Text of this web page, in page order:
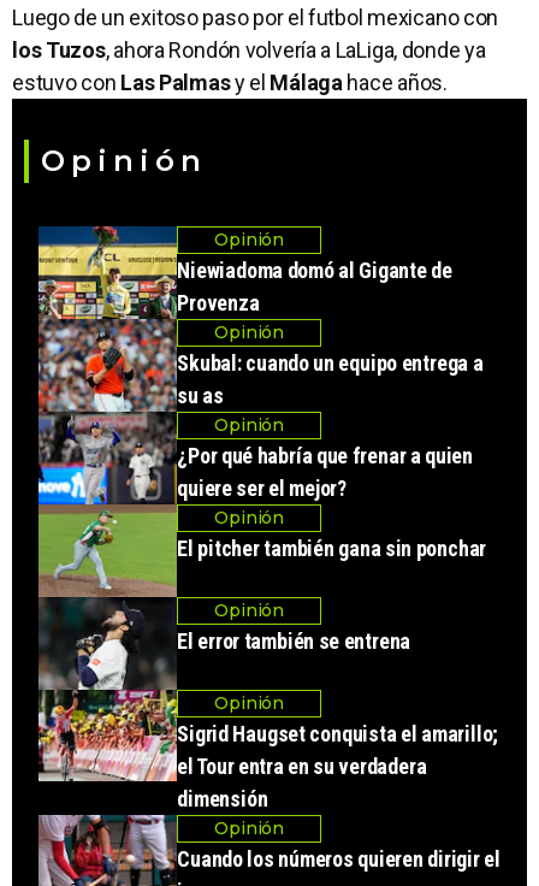
Luego de un exitoso paso por el futbol mexicano con
los Tuzos, ahora Rondón volvería a LaLiga, donde ya
estuvo con Las Palmasy el Málaga hace años.
Opinión
Opinión
Niewiadoma domó al Gigante de
Provenza
Opinión
Skubal: cuando un equipo entrega a
su as
Opinión
¿Por qué habría que frenar a quien
quiere ser el mejor?
Opinión
El pitcher también gana sin ponchar
Opinión
El error también se entrena
Opinión
Sigrid Haugset conquista el amarillo;
el Tour entra en su verdadera
dimensión
Opinión
Cuando los números quieren dirigir el